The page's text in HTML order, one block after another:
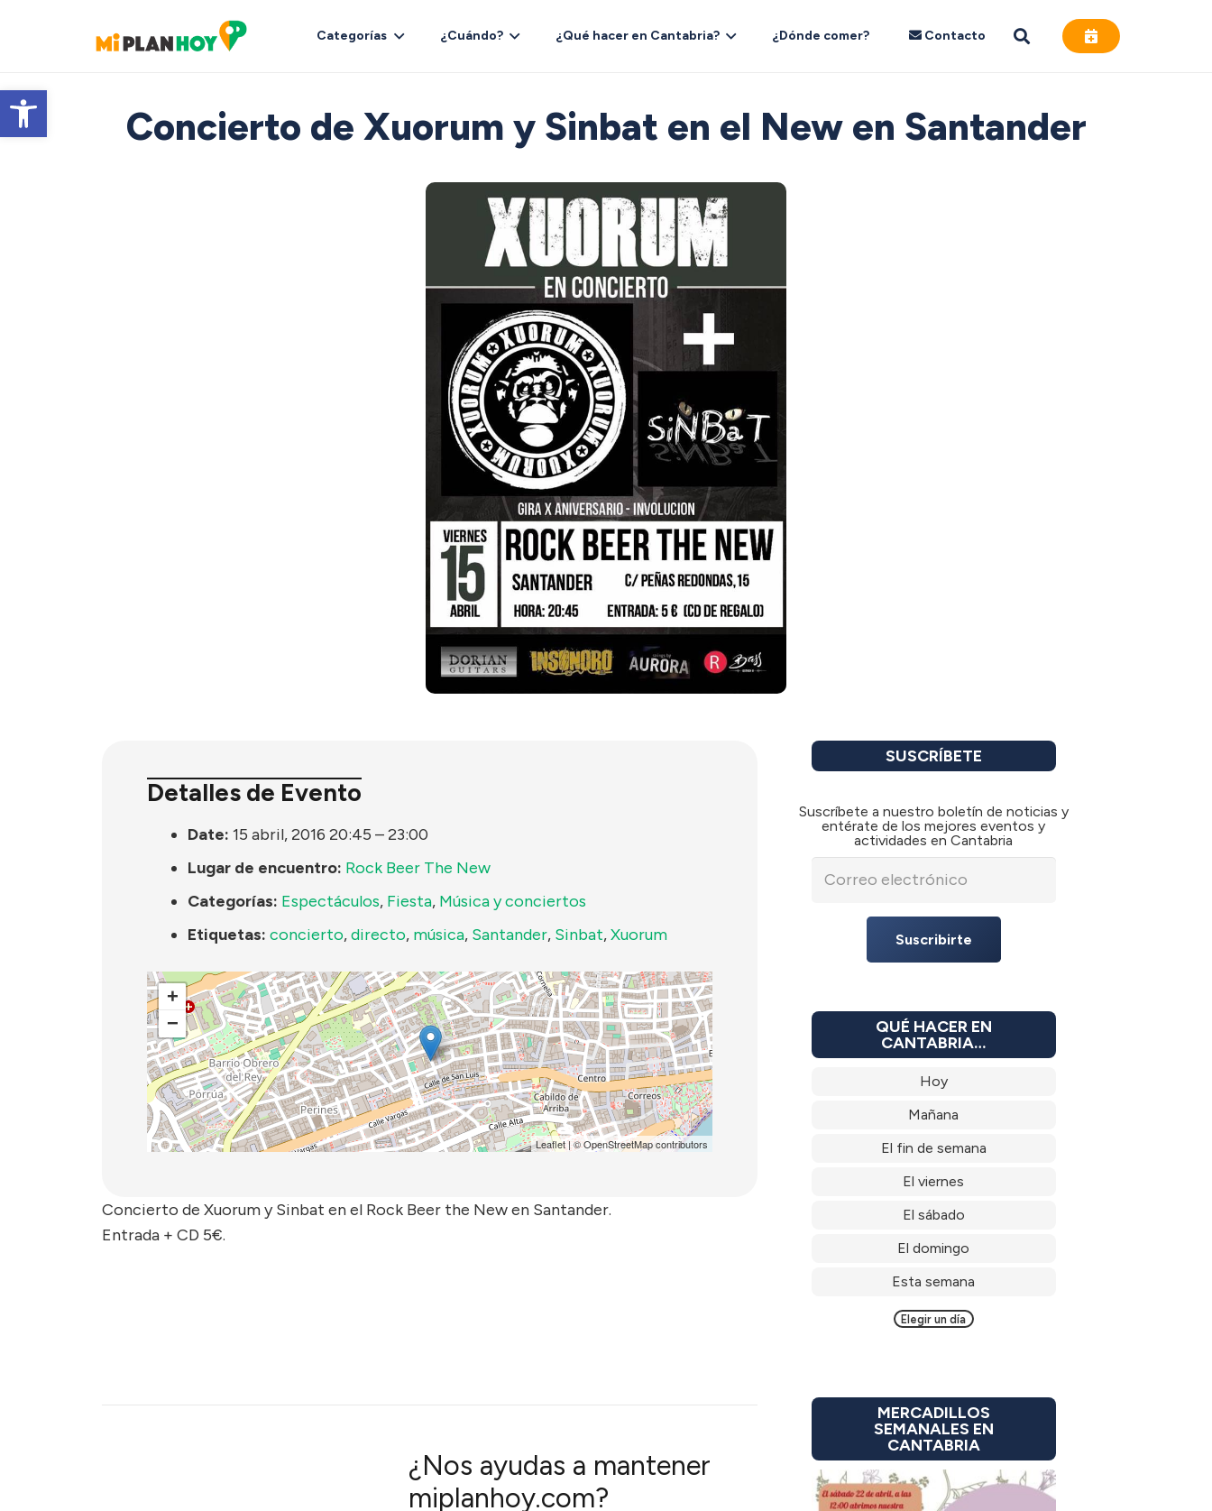
Abrir barra de herramientas
Categorías ¿Cuándo? ¿Qué hacer en Cantabria? ¿Dónde comer? Contacto
Concierto de Xuorum y Sinbat en el New en Santander
Detalles de Evento
Date: 15 abril, 2016 20:45 –23:00
Lugar de encuentro: Rock Beer The New
Categorías: Espectáculos, Fiesta, Música y conciertos
Etiquetas: concierto,directo, música, Santander, Sinbat,Xuorum
+
−
Leaflet| ©OpenStreetMapcontributors
Concierto de Xuorum y Sinbat en el Rock Beer the New en Santander.
Entrada + CD 5€.
¿Nos ayudas a mantener
miplanhoy.com?
SUSCRÍBETE
Suscríbete a nuestro boletín de noticias y
entérate de los mejores eventos y
actividades en Cantabria
Suscribirte
QUÉ HACER EN
CANTABRIA…
Hoy
Mañana
El fin de semana
El viernes
El sábado
El domingo
Esta semana
Elegir un día
MERCADILLOS
SEMANALES EN
CANTABRIA